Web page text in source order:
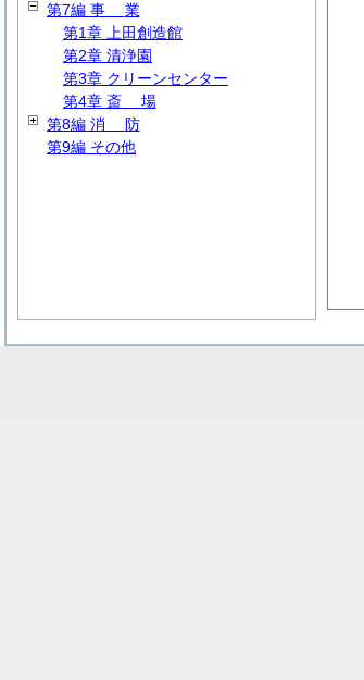
第7編 事 業
第1章 上田創造館
第2章 清浄園
第3章 クリーンセンター
第4章 斎 場
第8編 消 防
第9編 その他